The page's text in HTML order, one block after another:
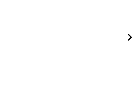

thực phẩm